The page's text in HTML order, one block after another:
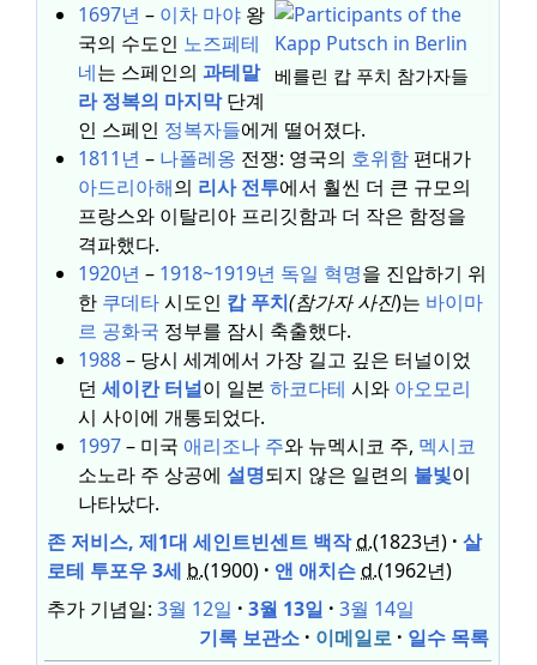
베를린 캅 푸치 참가자들
1697년 – 이차 마야 왕
국의 수도인 노즈페테
네는 스페인의 과테말
라 정복의 마지막단계
인 스페인 정복자들에게 떨어졌다.
1811년 – 나폴레옹 전쟁: 영국의 호위함 편대가
아드리아해의 리사 전투에서 훨씬 더 큰 규모의
프랑스와 이탈리아 프리깃함과 더 작은 함정을
격파했다.
1920년 – 1918~1919년 독일 혁명을 진압하기 위
한 쿠데타시도인 캅 푸치(참가자 사진)는 바이마
르 공화국 정부를 잠시 축출했다.
1988– 당시 세계에서 가장 길고 깊은 터널이었
던 세이칸 터널이 일본 하코다테 시와 아오모리
시 사이에 개통되었다.
1997– 미국 애리조나 주와 뉴멕시코 주, 멕시코
소노라 주 상공에 설명되지 않은 일련의 불빛이
나타났다.
존 저비스, 제1대 세인트빈센트 백작d.(1823년)
살
로테 투포우 3세 b.(1900) 앤 애치슨 d.(1962년)
추가 기념일: 3월 12일 3월 13일
3월 14일
기록 보관소
이메일로
일수 목록